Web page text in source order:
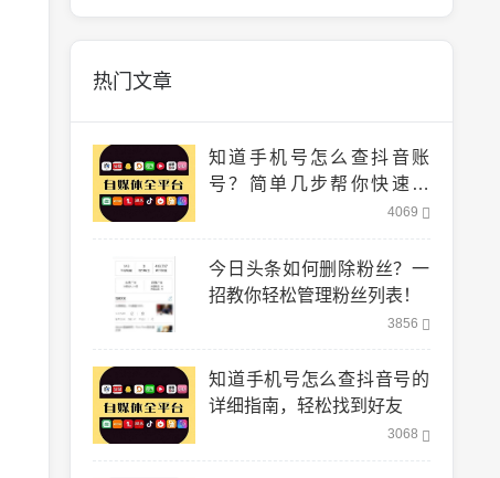
热门文章
知道手机号怎么查抖音账
号？简单几步帮你快速找
4069
今日头条如何删除粉丝？一
招教你轻松管理粉丝列表！
3856
知道手机号怎么查抖音号的
详细指南，轻松找到好友
3068